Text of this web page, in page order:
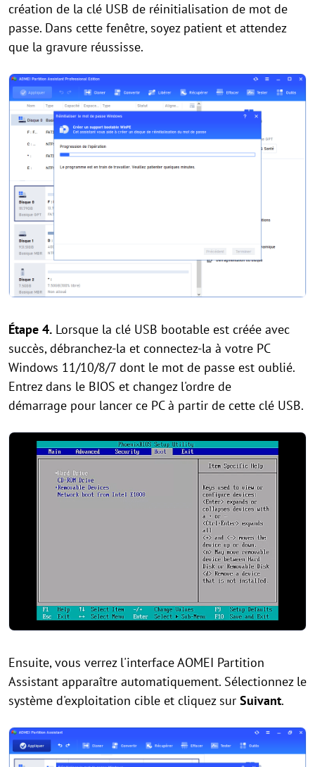
création de la clé USB de réinitialisation de mot de
passe. Dans cette fenêtre, soyez patient et attendez
que la gravure réussisse.
Étape 4. Lorsque la clé USB bootable est créée avec
succès, débranchez-la et connectez-la à votre PC
Windows 11/10/8/7 dont le mot de passe est oublié.
Entrez dans le BIOS et changez l'ordre de
démarrage pour lancer ce PC à partir de cette clé USB.
Ensuite, vous verrez l'interface AOMEI Partition
Assistant apparaître automatiquement. Sélectionnez le
système d'exploitation cible et cliquez sur Suivant.